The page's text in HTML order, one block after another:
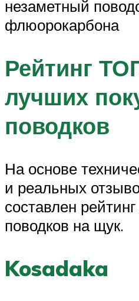
незаметный
флюорокарбона
Рейтинг
лучших
поводков
На основе
и реальных
составлен
поводков на щук.
Kosadaka